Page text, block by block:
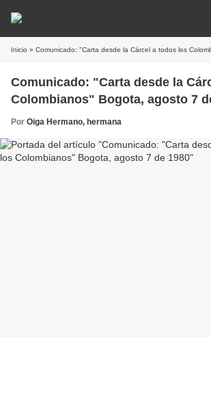
Inicio » Comunicado: "Carta desde la Cárcel a todos los
Comunicado: "Carta desde la
Colombianos" Bogota, agosto 7
Por Oiga Hermano, hermana